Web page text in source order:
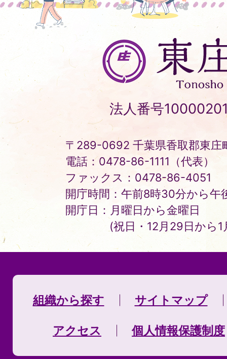
東
庄
町
Tonosho
Town
法人番号
〒289-0692 千葉県香取郡東庄
電話：0478-86-1111（代表）
ファックス：0478-86-4051
開庁時間：午前8時30分から午
開庁日：月曜日から金曜日
(祝日・12月29日から
組織から探す サイトマップ
アクセス 個人情報保護制度